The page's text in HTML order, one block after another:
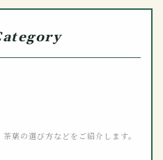
葉の選び方などをご紹介します。